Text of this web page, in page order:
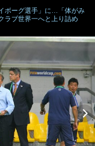
ボーグ選手」に…「体がみ
ラブ世界一へと上り詰め